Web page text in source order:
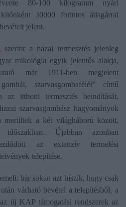
80-100 kilogramm nyári
30000 forintos átlagárral
jelent.
szerint a hazai termesztés jelenleg
mikológia egyik jelentős alakja,
már 1911-ben megjelent
szarvasgombaféléi” című
az itthoni termesztés beindítását,
szarvasgombász hagyományok
merültek a két világháború között,
Újabban azonban
az extenzív termelési
telepítése.
bár sokan azt hiszik, hogy csak
várható bevétel a telepítésből, a
új KAP támogatási rendszerek az